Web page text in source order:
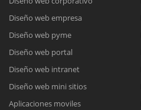
Diseño web empresa
Diseño web pyme
Diseño web portal
Diseño web intranet
Diseño web mini sitios
Aplicaciones moviles